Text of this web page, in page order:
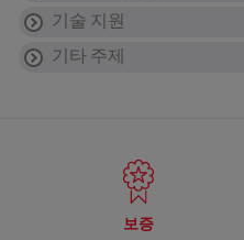
탈착가능한 손잡이가
테팔 열센서
하나요?
• 팬에서 직접 절단하는
• 날카로운 도구로 프
향을 미치지 않습니다.
• 조리 후 팬이 끓어 건
의 표면이 실온이 되도
프라이팬은 절대로 전
어떤 종류의 조리
포장이나, 제품에 포함
늘어붙지 않는 주
팬이나 냄비는 어떻
비점착성 팬
세라믹 팬:
세라믹 팬의 경우 물과
팬이 일반 세척 중 충
식기세척기 사용이
냄비/프라이팬 부분
입이 아닌 액상, 젤
사용하지 않는 것이 좋습
기술 지원
프라이팬의 손잡이
가볍게 문지르세요.(비
유를 팬의 표면에 종이
• 프라이팬이 과열되
이 약해질 수 있습니다
• 팬이 너무 높은 온도
• 절대로 차가운 물을
닥이 평평하지 않게 만듭
팬이 요리판 위에
지지대 다리 수가 다를
삼발이는 대부분의 가
포트/프라이팬의
예컨대 떨어뜨리거나
기타 주제
가정에서 일반적인 방
해도 처음과 같은 성능
인덕션식 요리판에
프라이팬이 인덕션식
이팬의 바닥에 달라붙
논스틱 코팅의 수명
논스틱 코팅의 수명은
제품의 보증 조건은
보증